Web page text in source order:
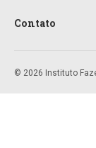
Contato
© 2026 Instituto